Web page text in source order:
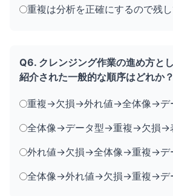
重複は分析を正確にするので残し
Q6. クレンジング作業の進め方と
紹介された一般的な順序はどれか？
重複→欠損→外れ値→全体像→デ
全体像→データ型→重複→欠損→
外れ値→欠損→全体像→重複→デ
全体像→外れ値→欠損→重複→デ